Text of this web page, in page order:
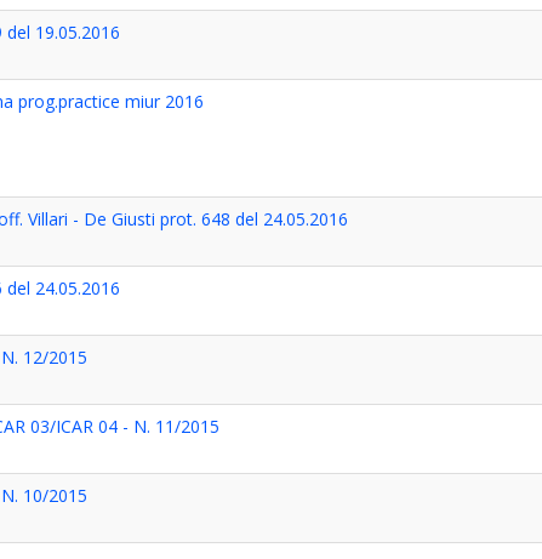
19.05.2016
prog.practice miur 2016
Villari - De Giusti prot. 648 del 24.05.2016
24.05.2016
12/2015
03/ICAR 04 - N. 11/2015
10/2015